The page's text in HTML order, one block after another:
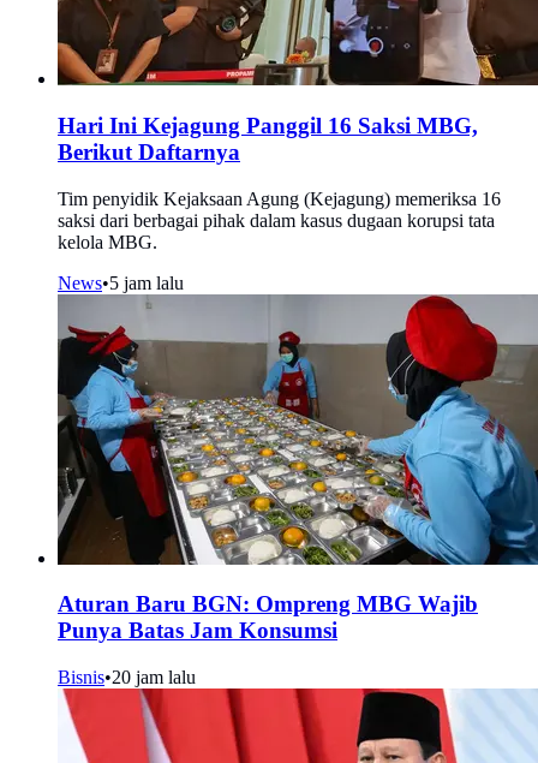
Hari Ini Kejagung Panggil 16 Saksi MBG,
Berikut Daftarnya
Tim penyidik Kejaksaan Agung (Kejagung) memeriksa 16
saksi dari berbagai pihak dalam kasus dugaan korupsi tata
kelola MBG.
News•5 jam lalu
Aturan Baru BGN: Ompreng MBG Wajib
Punya Batas Jam Konsumsi
Bisnis•20 jam lalu